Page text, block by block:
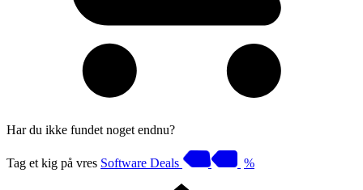
Har du ikke fundet noget endnu?
Tag et kig på vres Software Deals %